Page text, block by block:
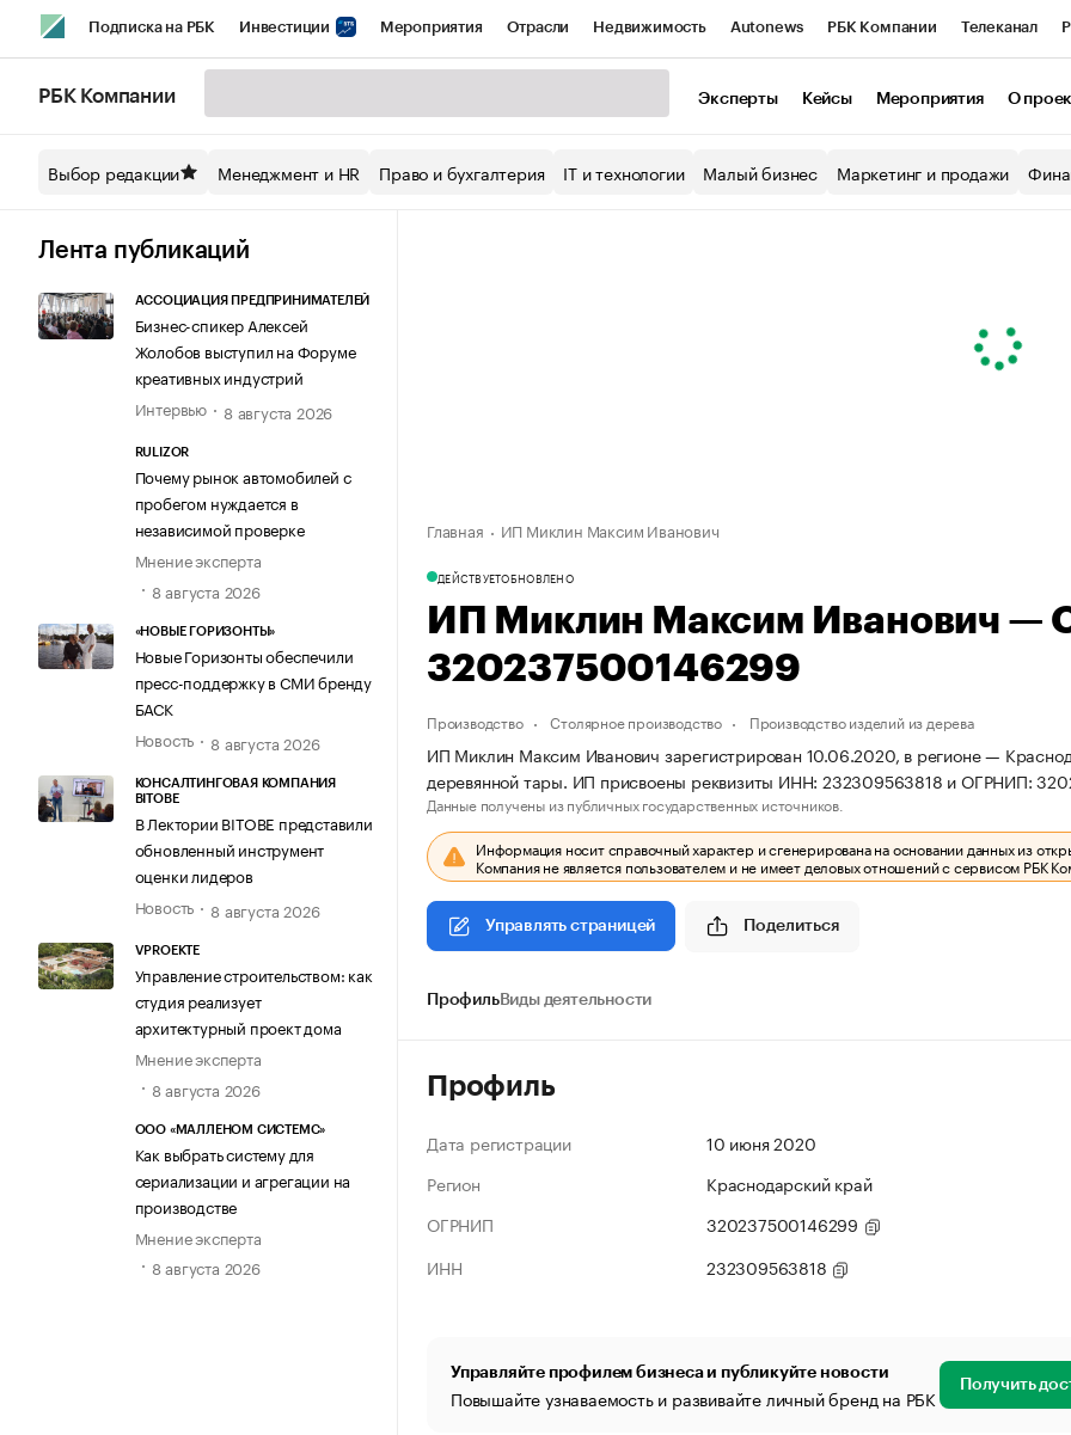
Подписка на РБК Инвестиции Мероприятия Отрасли Недвижимость Autonews РБК Компании Телеканал
Спецпроекты СПб Конференции СПб Спецпроекты Экономика Бизнес
Технологии и медиа
РБК Компании Эксперты Кейсы Мероприятия О
Выбор редакции Менеджмент и HR Право и бухгалтерия IT и технологии Малый бизнес Маркетинг и продажи
Лента публикаций
АССОЦИАЦИЯ ПРЕДПРИНИМАТЕЛЕЙ
Бизнес-спикер Алексей
Жолобов выступил на Форуме
креативных индустрий
Интервью
8 августа 2026
RULIZOR
Почему рынок автомобилей с
пробегом нуждается в
независимой проверке
Мнение эксперта
8 августа 2026
«НОВЫЕ ГОРИЗОНТЫ»
Новые Горизонты обеспечили
пресс-поддержку в СМИ бренду
БАСК
Новость
8 августа 2026
КОНСАЛТИНГОВАЯ КОМПАНИЯ
BITOBE
В Лектории BITOBE представили
обновленный инструмент
оценки лидеров
Новость
8 августа 2026
VPROEKTE
Управление строительством: как
студия реализует
архитектурный проект дома
Мнение эксперта
8 августа 2026
ООО «МАЛЛЕНОМ СИСТЕМС»
Как выбрать систему для
сериализации и агрегации на
производстве
Мнение эксперта
8 августа 2026
Главная ИП Миклин Максим Иванович
ДЕЙСТВУЕТОБНОВЛЕНО
ИП Миклин Максим Иванович —
320237500146299
Производство Столярное производство Производство изделий из дерева
ИП Миклин Максим Иванович зарегистрирован 10.06.2020, в регионе —
деревянной тары. ИП присвоены реквизиты ИНН: 232309563818 и ОГРНИП:
Данные получены из публичных государственных источников.
Информация носит справочный характер и сгенерирована на основании данных из
Компания не является пользователем и не имеет деловых отношений с сервисом РБК
Управлять страницей Поделиться
ПрофильВиды деятельности
Профиль
Дата регистрации
10 июня 2020
Регион
Краснодарский край
ОГРНИП
320237500146299
ИНН
232309563818
Управляйте профилем бизнеса и публикуйте новости
Повышайте узнаваемость и развивайте личный бренд на РБК Получить